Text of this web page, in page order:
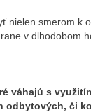
nielen smerom k
v dlhodobom
váhajú s
odbytových, či